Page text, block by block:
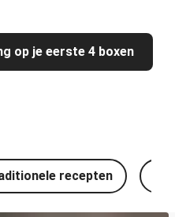
op je eerste 4 boxen
recepten